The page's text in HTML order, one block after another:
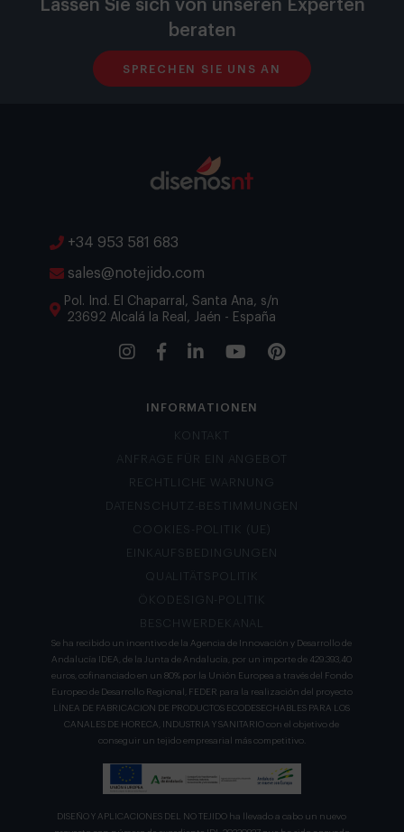
Lassen Sie sich von unseren Experten
beraten
SPRECHEN SIE UNS AN
+34 953 581 683
sales@notejido.com
Pol. Ind. El Chaparral, Santa Ana, s/n
23692 Alcalá la Real, Jaén - España
INFORMATIONEN
KONTAKT
ANFRAGE FÜR EIN ANGEBOT
RECHTLICHE WARNUNG
DATENSCHUTZ-BESTIMMUNGEN
COOKIES-POLITIK (UE)
EINKAUFSBEDINGUNGEN
QUALITÄTSPOLITIK
ÖKODESIGN-POLITIK
BESCHWERDEKANAL
Se ha recibido un incentivo de la Agencia de Innovación y Desarrollo de
Andalucía IDEA, de la Junta de Andalucía, por un importe de 429.393,40
euros, cofinanciado en un 80% por la Unión Europea a través del Fondo
Europeo de Desarrollo Regional, FEDER para la realización del proyecto
LÍNEA DE FABRICACION DE PRODUCTOS ECODESECHABLES PARA LOS
CANALES DE HORECA, INDUSTRIA Y SANITARIO con el objetivo de
conseguir un tejido empresarial más competitivo.
DISEÑO Y APLICACIONES DEL NO TEJIDO ha llevado a cabo un nuevo